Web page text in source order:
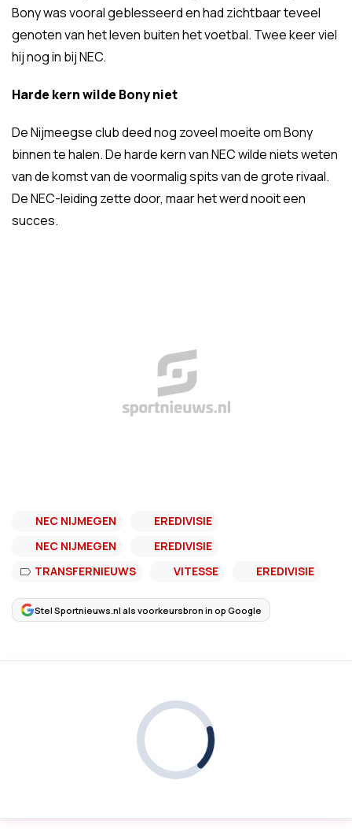
Bony was vooral geblesseerd en had zichtbaar teveel
genoten van het leven buiten het voetbal. Twee keer viel
hij nog in bij NEC.
Harde kern wilde Bony niet
De Nijmeegse club deed nog zoveel moeite om Bony
binnen te halen. De harde kern van NEC wilde niets weten
van de komst van de voormalig spits van de grote rivaal.
De NEC-leiding zette door, maar het werd nooit een
succes.
NEC NIJMEGEN
EREDIVISIE
NEC NIJMEGEN
EREDIVISIE
TRANSFERNIEUWS
VITESSE EREDIVISIE
Stel Sportnieuws.nl als voorkeursbron in op Google